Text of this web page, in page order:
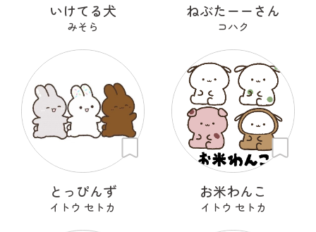
いけてる犬
みそら
ねぶたーーさん
コハク
とっぴんず
イトウ セトカ
お米わんこ
イトウ セトカ